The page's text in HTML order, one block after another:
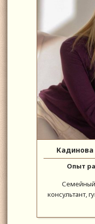
Опыт
Семейный
консультант,